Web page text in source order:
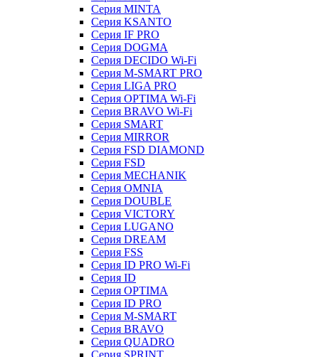
Серия MINTA
Серия KSANTO
Серия IF PRO
Серия DOGMA
Серия DECIDO Wi-Fi
Серия M-SMART PRO
Серия LIGA PRO
Серия OPTIMA Wi-Fi
Серия BRAVO Wi-Fi
Серия SMART
Серия MIRROR
Серия FSD DIAMOND
Серия FSD
Серия MECHANIK
Серия OMNIA
Серия DOUBLE
Серия VICTORY
Серия LUGANO
Серия DREAM
Серия FSS
Серия ID PRO Wi-Fi
Серия ID
Серия OPTIMA
Серия ID PRO
Серия M-SMART
Серия BRAVO
Серия QUADRO
Серия SPRINT